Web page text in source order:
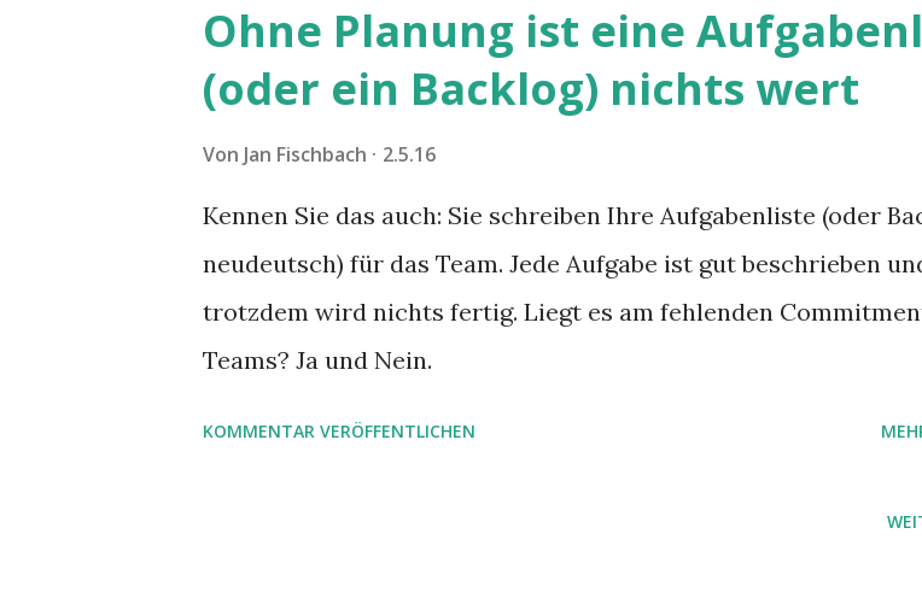
Ohne Planung ist eine
(oder ein Backlog) nichts wert
Von Jan Fischbach 2.5.16
Kennen Sie das auch: Sie schreiben Ihre Aufgabenliste (oder
neudeutsch) für das Team. Jede Aufgabe ist gut beschrieben
trotzdem wird nichts fertig. Liegt es am fehlenden
Teams? Ja und Nein.
KOMMENTAR VERÖFFENTLICHEN